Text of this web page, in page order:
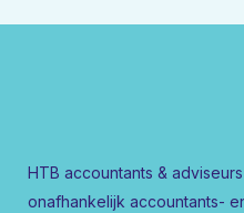
HTB accountants &
onafhankelijk accountants-